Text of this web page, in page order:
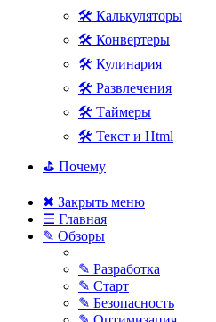
🛠 Калькуляторы
🛠 Конвертеры
🛠 Кулинария
🛠 Развлечения
🛠 Таймеры
🛠 Текст и Html
⛳ Почему
✖ Закрыть меню
☰ Главная
✎ Обзоры
✎ Разработка
✎ Старт
✎ Безопасность